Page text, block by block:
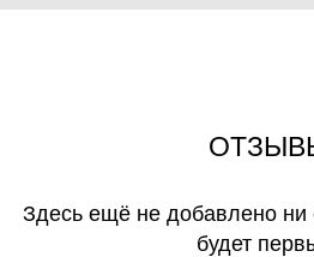
Здесь ещё не добавлено
будет